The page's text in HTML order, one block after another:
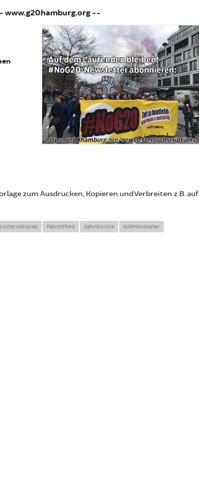
www.g20hamburg.org --
zum Ausdrucken, Kopieren und Verbreiten z.B. auf
international PaintitRed Zahnbürste SoliMexikaner